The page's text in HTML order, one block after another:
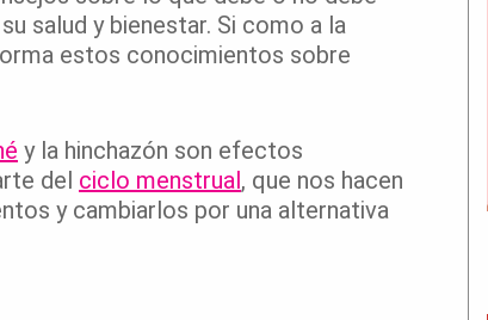
salud y bienestar. Si como a la
estos conocimientos sobre
y la hinchazón son efectos
del ciclo menstrual, que nos hacen
y cambiarlos por una alternativa